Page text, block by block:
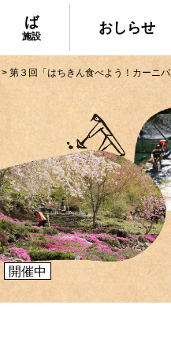
ば
施設
おしらせ
る美味しいグルメや、村でし
村の特産品「土佐はちきん地
！
施設
> 第３回「はちきん食べよう！カーニバ
開催中